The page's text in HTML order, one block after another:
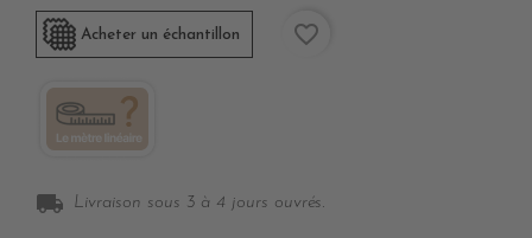
Acheter un échantillon favorite_border
local_shipping Livraison sous 3 à 4 jours ouvrés.